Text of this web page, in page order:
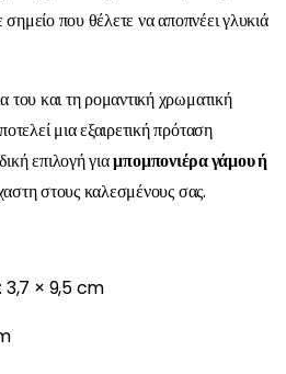
που θέλετε να αποπνέει γλυκιά
και τη ρομαντική χρωματική
μια εξαιρετική πρόταση
επιλογή γιαμπομπονιέρα γάμου ή
στους καλεσμένους σας.
3,7 × 9,5 cm